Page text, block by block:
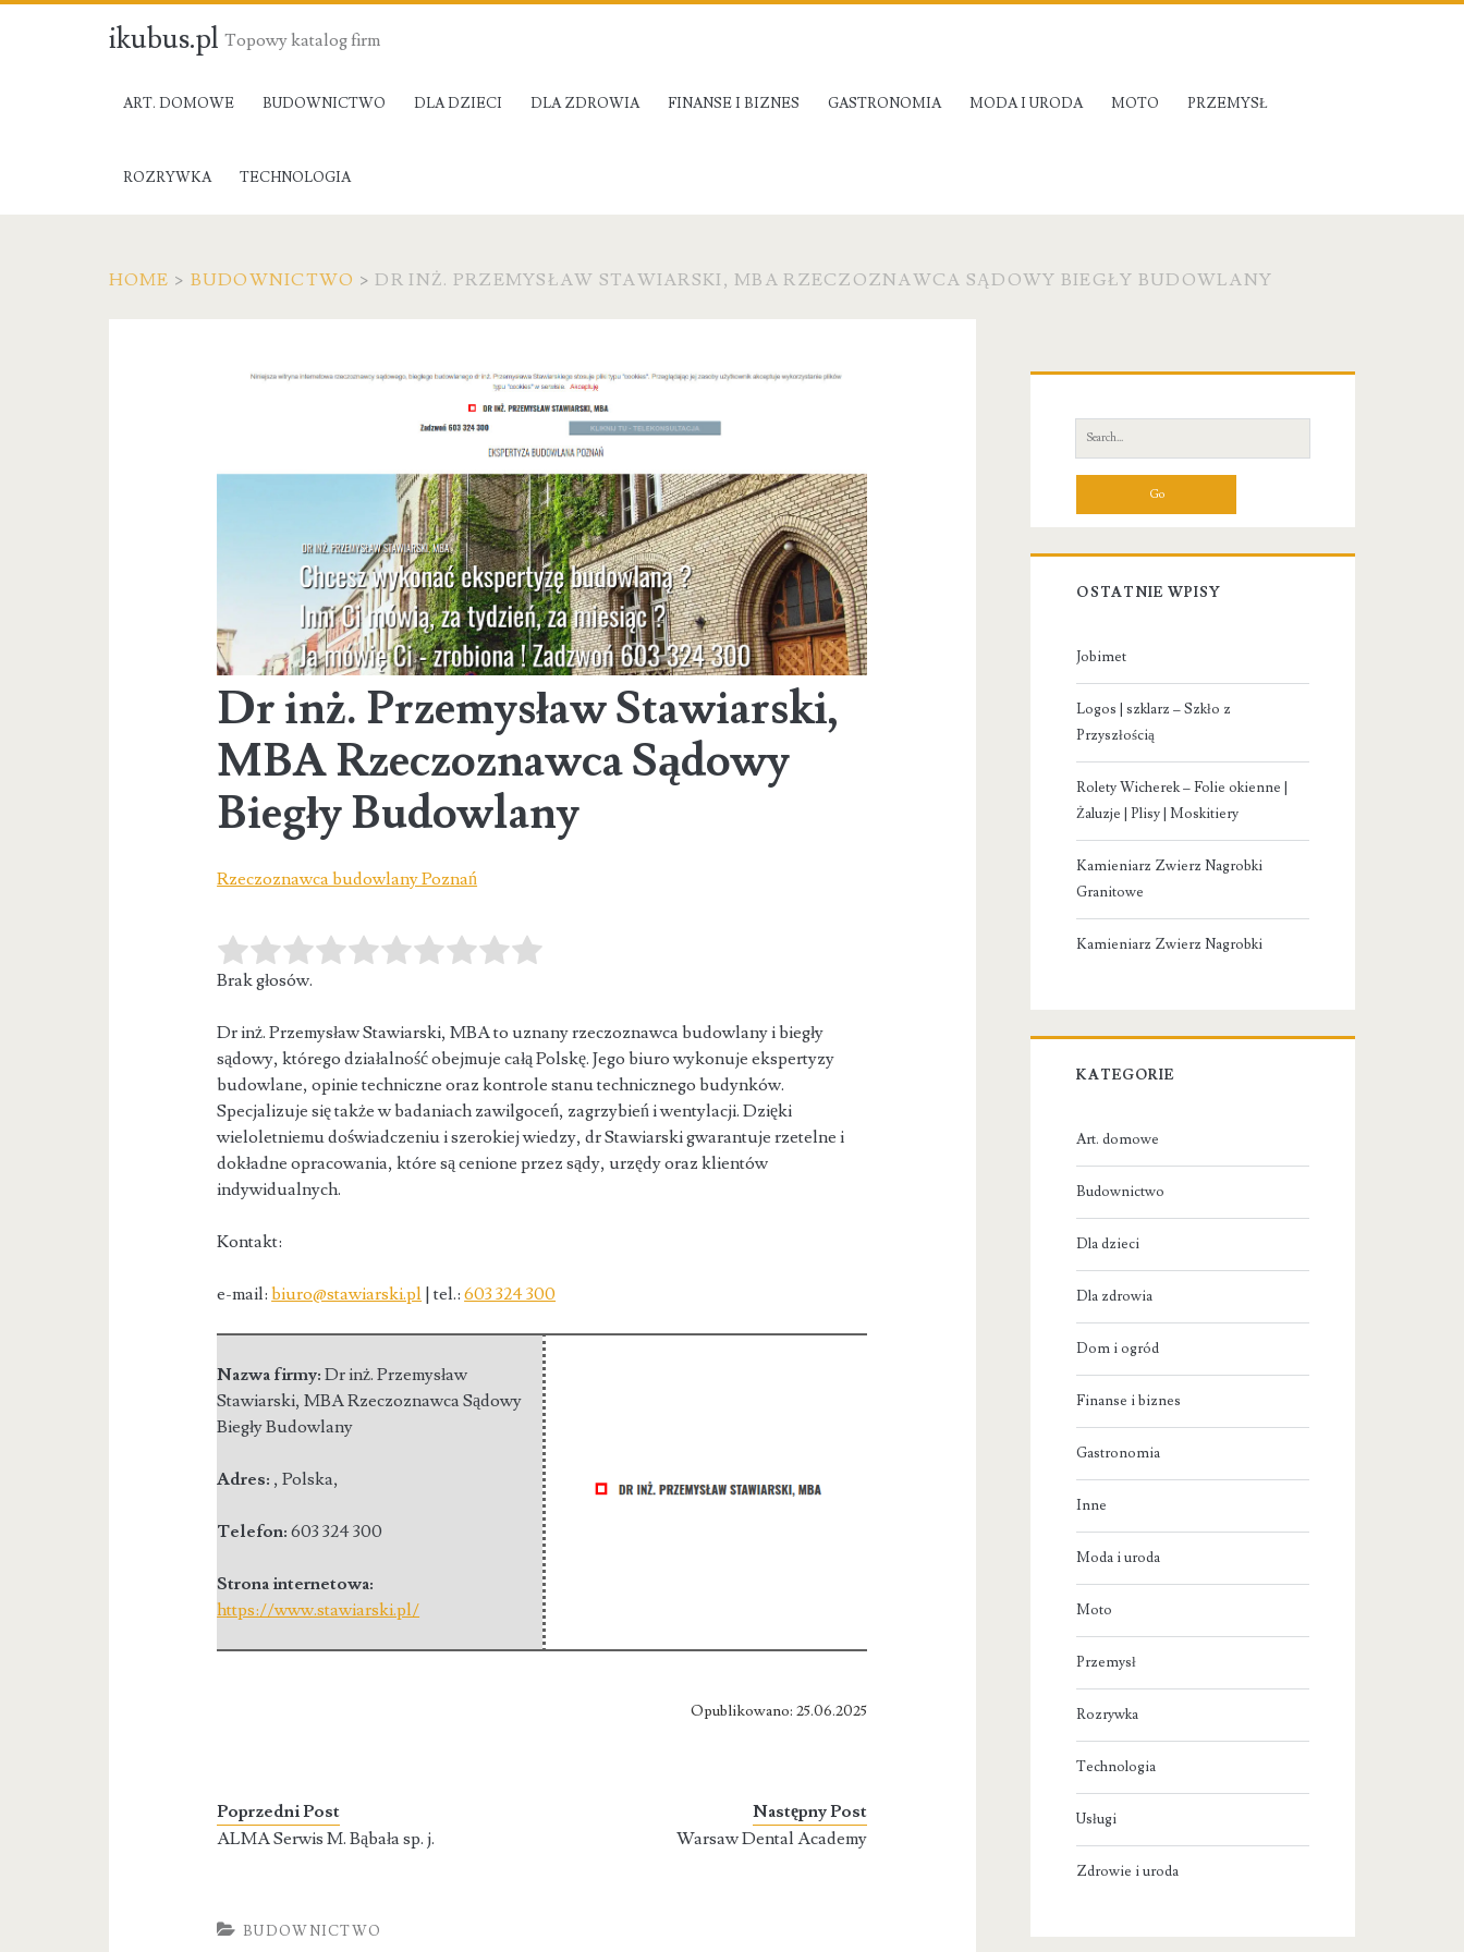
ikubus.pl Topowy katalog firm
ART. DOMOWE BUDOWNICTWO DLA DZIECI DLA ZDROWIA FINANSE I BIZNES GASTRONOMIA MODA I URODA MOTO PRZEMYSŁ
ROZRYWKA TECHNOLOGIA
HOME > BUDOWNICTWO >DR INŻ. PRZEMYSŁAW STAWIARSKI, MBA RZECZOZNAWCA SĄDOWY BIEGŁY BUDOWLANY
Dr inż. Przemysław Stawiarski,
MBA Rzeczoznawca Sądowy
Biegły Budowlany
Rzeczoznawca budowlany Poznań
Brak głosów.
Dr inż. Przemysław Stawiarski, MBA to uznany rzeczoznawca budowlany i biegły
sądowy, którego działalność obejmuje całą Polskę. Jego biuro wykonuje ekspertyzy
budowlane, opinie techniczne oraz kontrole stanu technicznego budynków.
Specjalizuje się także w badaniach zawilgoceń, zagrzybień i wentylacji. Dzięki
wieloletniemu doświadczeniu i szerokiej wiedzy, dr Stawiarski gwarantuje rzetelne i
dokładne opracowania, które są cenione przez sądy, urzędy oraz klientów
indywidualnych.
Kontakt:
e-mail:biuro@stawiarski.pl | tel.:603 324 300
Nazwa firmy:Dr inż. Przemysław
Stawiarski, MBA Rzeczoznawca Sądowy
Biegły Budowlany
Adres: ,Polska,
Telefon:603 324 300
Strona internetowa:
https://www.stawiarski.pl/
Opublikowano: 25.06.2025
Poprzedni Post
ALMA Serwis M. Bąbała sp. j.
Następny Post
Warsaw Dental Academy
BUDOWNICTWO
Sidebar
Search
for:
OSTATNIE WPISY
Jobimet
Logos | szklarz – Szkło z
Przyszłością
Rolety Wicherek – Folie okienne |
Żaluzje | Plisy | Moskitiery
Kamieniarz Zwierz Nagrobki
Granitowe
Kamieniarz Zwierz Nagrobki
KATEGORIE
Art. domowe
Budownictwo
Dla dzieci
Dla zdrowia
Dom i ogród
Finanse i biznes
Gastronomia
Inne
Moda i uroda
Moto
Przemysł
Rozrywka
Technologia
Usługi
Zdrowie i uroda